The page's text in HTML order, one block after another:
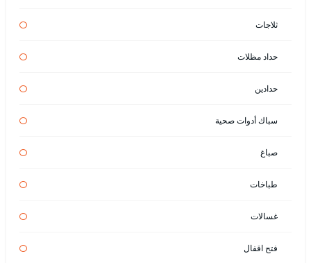
ثلاجات
حداد مظلات
حدادين
سباك أدوات صحية
صباغ
طباخات
غسالات
فتح اقفال